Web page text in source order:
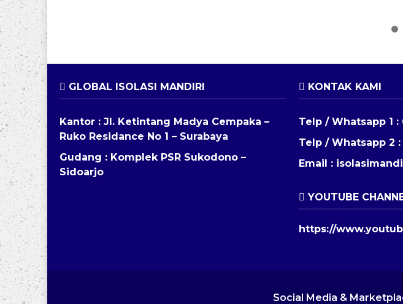
GLOBAL ISOLASI MANDIRI
Kantor : Jl. Ketintang Madya Cempaka –
Ruko Residance No 1 – Surabaya
Gudang : Komplek PSR Sukodono –
Sidoarjo
KONTAK KAMI
Telp / Whatsapp 1 :
Telp / Whatsapp 2 :
Email :
YOUTUBE
https://
Social Media &